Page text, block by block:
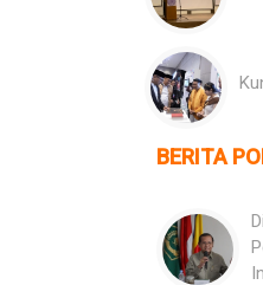
BERITA